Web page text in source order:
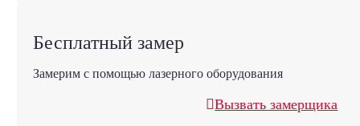
Бесплатный замер
Замерим с помощью лазерного оборудования
Вызвать замерщика